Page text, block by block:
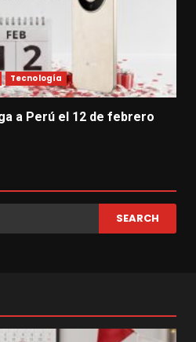
Tecnología
a Perú el 12 de febrero